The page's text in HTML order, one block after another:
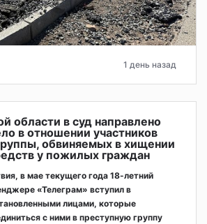
1 день назад
области в суд направлено
в отношении участников
обвиняемых в хищении
у пожилых граждан
в мае текущего года 18-летний
«Телеграм» вступил в
лицами, которые
с ними в преступную группу